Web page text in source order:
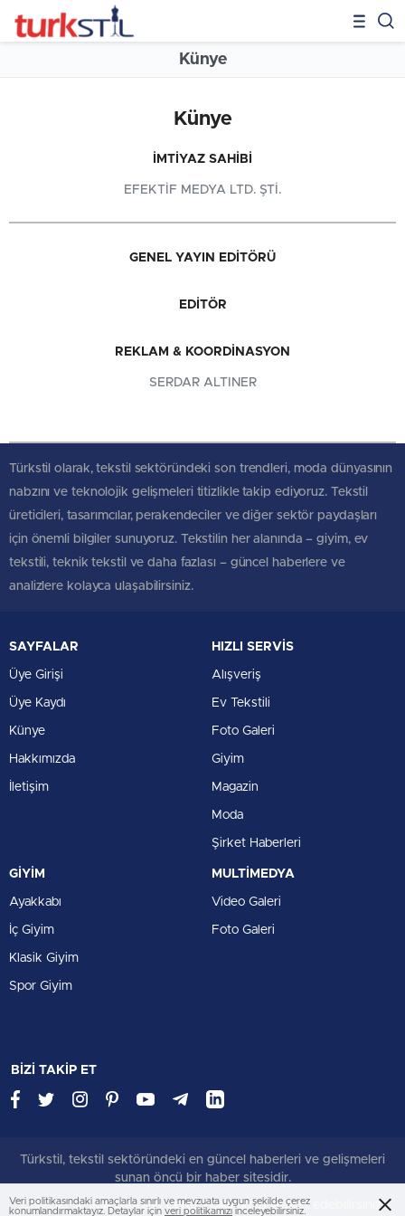
Künye
Künye
İMTIYAZ SAHIBI
EFEKTIF MEDYA LTD. ŞTI.
GENEL YAYIN EDITÖRÜ
EDITÖR
REKLAM & KOORDINASYON
SERDAR ALTINER
Türkstil olarak, tekstil sektöründeki son trendleri, moda dünyasının
nabzını ve teknolojik gelişmeleri titizlikle takip ediyoruz. Tekstil
üreticileri, tasarımcılar, perakendeciler ve diğer sektör paydaşları
için önemli bilgiler sunuyoruz. Tekstilin her alanında – giyim, ev
tekstili, teknik tekstil ve daha fazlası – güncel haberlere ve
analizlere kolayca ulaşabilirsiniz.
SAYFALAR
Üye Girişi
Üye Kaydı
Künye
Hakkımızda
İletişim
HIZLI SERVİS
Alışveriş
Ev Tekstili
Foto Galeri
Giyim
Magazin
Moda
Şirket Haberleri
GİYİM
Ayakkabı
İç Giyim
Klasik Giyim
Spor Giyim
MULTİMEDYA
Video Galeri
Foto Galeri
BİZİ TAKİP ET
Türkstil, tekstil sektöründeki en güncel haberleri ve gelişmeleri
sunan öncü bir haber sitesidir.
Çerezler ile ilgili bilgi içinÇerez Politikamızıziyaret edebilirsiniz.
Veri politikasındaki amaçlarla sınırlı ve mevzuata uygun şekilde çerez
konumlandırmaktayız. Detaylar için veri politikamızı inceleyebilirsiniz.